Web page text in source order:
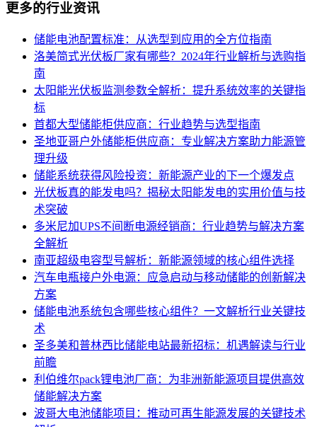
更多的行业资讯
储能电池配置标准：从选型到应用的全方位指南
洛美简式光伏板厂家有哪些？2024年行业解析与选购指
南
太阳能光伏板监测参数全解析：提升系统效率的关键指
标
首都大型储能柜供应商：行业趋势与选型指南
圣地亚哥户外储能柜供应商：专业解决方案助力能源管
理升级
储能系统获得风险投资：新能源产业的下一个爆发点
光伏板真的能发电吗？揭秘太阳能发电的实用价值与技
术突破
多米尼加UPS不间断电源经销商：行业趋势与解决方案
全解析
南亚超级电容型号解析：新能源领域的核心组件选择
汽车电瓶接户外电源：应急启动与移动储能的创新解决
方案
储能电池系统包含哪些核心组件？一文解析行业关键技
术
圣多美和普林西比储能电站最新招标：机遇解读与行业
前瞻
利伯维尔pack锂电池厂商：为非洲新能源项目提供高效
储能解决方案
波哥大电池储能项目：推动可再生能源发展的关键技术